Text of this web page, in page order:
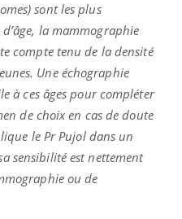
sont les plus
la mammographie
compte tenu de la densité
Une échographie
à ces âges pour compléter
de choix en cas de doute
le Pr Pujol dans un
sensibilité est nettement
ou de